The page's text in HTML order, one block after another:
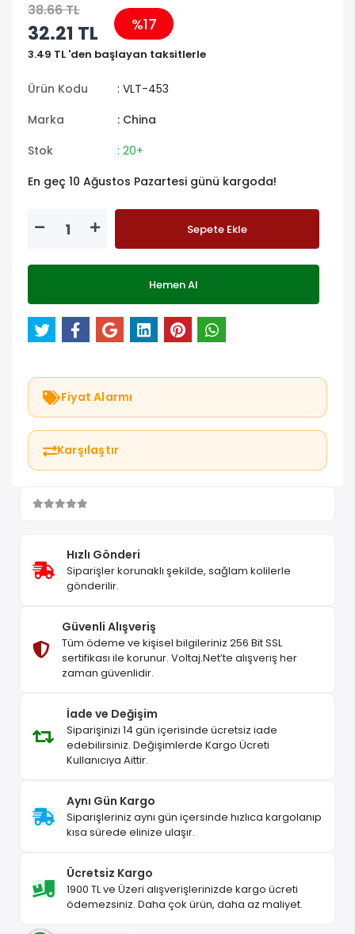
38.66 TL
32.21 TL %17
3.49 TL 'den başlayan taksitlerle
Ürün Kodu
: VLT-453
Marka
: China
Stok
: 20+
En geç 10 Ağustos Pazartesi günü kargoda!
Sepete Ekle
Hemen Al
Fiyat Alarmı
Karşılaştır
Hızlı Gönderi
Siparişler korunaklı şekilde, sağlam kolilerle
gönderilir.
Güvenli Alışveriş
Tüm ödeme ve kişisel bilgileriniz 256 Bit SSL
sertifikası ile korunur. Voltaj.Net’te alışveriş her
zaman güvenlidir.
İade ve Değişim
Siparişinizi 14 gün içerisinde ücretsiz iade
edebilirsiniz. Değişimlerde Kargo Ücreti
Kullanıcıya Aittir.
Aynı Gün Kargo
Siparişleriniz aynı gün içersinde hızlıca kargolanıp
kısa sürede elinize ulaşır.
Ücretsiz Kargo
1900 TL ve Üzeri alışverişlerinizde kargo ücreti
ödemezsiniz. Daha çok ürün, daha az maliyet.